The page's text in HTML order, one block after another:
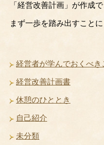
「経営改善計画」が作成
まず一歩を踏み出すことに
経営者が学んでおくべき
経営改善計画書
休憩のひととき
自己紹介
未分類